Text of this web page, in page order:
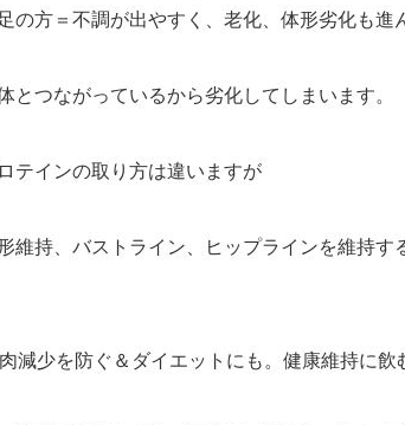
の方＝不調が出やすく、老化、体形劣化も進
とつながっているから劣化してしまいます。
テインの取り方は違いますが
維持、バストライン、ヒップラインを維持
減少を防ぐ＆ダイエットにも。健康維持に飲